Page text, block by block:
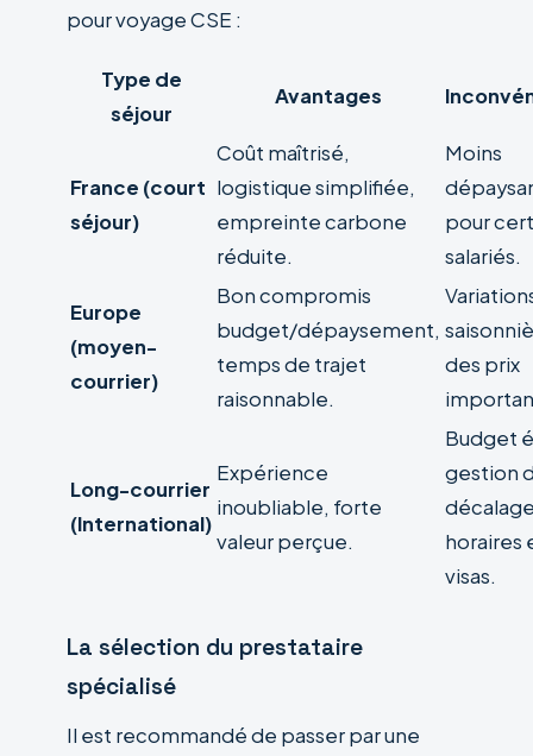
pour voyage CSE :
Type de
séjour
Avantages
France (court
séjour)
Coût maîtrisé,
logistique simplifiée,
empreinte carbone
réduite.
Moins
pour
salariés.
Europe
(moyen-
courrier)
Bon compromis
budget/dépaysement,
temps de trajet
raisonnable.
des prix
Long-courrier
(International)
Expérience
inoubliable, forte
valeur perçue.
Budget
gestion
horaires
visas.
La sélection du prestataire
spécialisé
Il est recommandé de passer par une